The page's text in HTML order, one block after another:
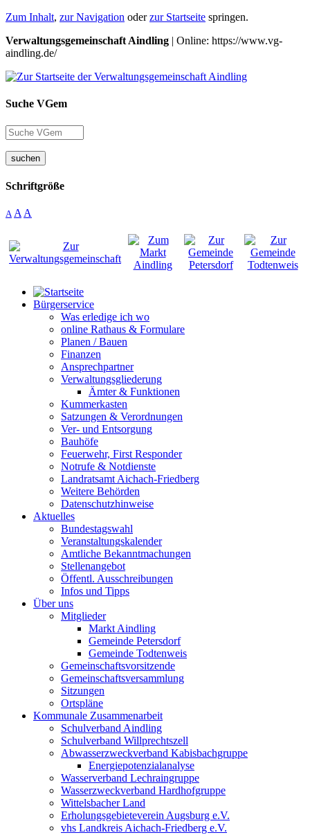
Zum Inhalt, zur Navigation oderzur Startseite springen.
Verwaltungsgemeinschaft Aindling | Online: https://www.vg-
aindling.de/
Suche VGem
suchen
Schriftgröße
A A A
Bürgerservice
Was erledige ich wo
online Rathaus & Formulare
Planen / Bauen
Finanzen
Ansprechpartner
Verwaltungsgliederung
Ämter & Funktionen
Kummerkasten
Satzungen & Verordnungen
Ver- und Entsorgung
Bauhöfe
Feuerwehr, First Responder
Notrufe & Notdienste
Landratsamt Aichach-Friedberg
Weitere Behörden
Datenschutzhinweise
Aktuelles
Bundestagswahl
Veranstaltungskalender
Amtliche Bekanntmachungen
Stellenangebot
Öffentl. Ausschreibungen
Infos und Tipps
Über uns
Mitglieder
Markt Aindling
Gemeinde Petersdorf
Gemeinde Todtenweis
Gemeinschaftsvorsitzende
Gemeinschaftsversammlung
Sitzungen
Ortspläne
Kommunale Zusammenarbeit
Schulverband Aindling
Schulverband Willprechtszell
Abwasserzweckverband Kabisbachgruppe
Energiepotenzialanalyse
Wasserverband Lechraingruppe
Wasserzweckverband Hardhofgruppe
Wittelsbacher Land
Erholungsgebieteverein Augsburg e.V.
vhs Landkreis Aichach-Friedberg e.V.